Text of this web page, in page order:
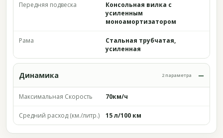
Передняя подвеска
Консольная вилка с
усиленным
моноамортизатором
Рама
Стальная трубчатая,
усиленная
Динамика 2 параметра
Максимальная Скорость 70км/ч
Средний расход (км./литр.) 15 л/100 км